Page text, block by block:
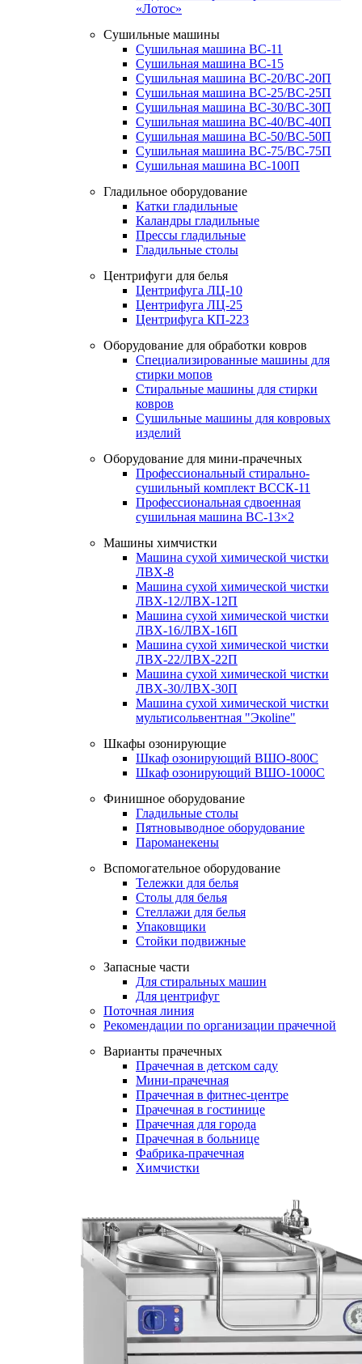
«Лотос»
Сушильные машины
Сушильная машина ВС-11
Сушильная машина ВС-15
Сушильная машина ВС-20/ВС-20П
Сушильная машина ВС-25/ВС-25П
Сушильная машина ВС-30/ВС-30П
Сушильная машина ВС-40/ВС-40П
Сушильная машина ВС-50/ВС-50П
Сушильная машина ВС-75/ВС-75П
Сушильная машина ВС-100П
Гладильное оборудование
Катки гладильные
Каландры гладильные
Прессы гладильные
Гладильные столы
Центрифуги для белья
Центрифуга ЛЦ-10
Центрифуга ЛЦ-25
Центрифуга КП-223
Оборудование для обработки ковров
Специализированные машины для
стирки мопов
Стиральные машины для стирки
ковров
Сушильные машины для ковровых
изделий
Оборудование для мини-прачечных
Профессиональный стирально-
сушильный комплект ВССК-11
Профессиональная сдвоенная
сушильная машина ВС-13×2
Машины химчистки
Машина сухой химической чистки
ЛВХ-8
Машина сухой химической чистки
ЛВХ-12/ЛВХ-12П
Машина сухой химической чистки
ЛВХ-16/ЛВХ-16П
Машина сухой химической чистки
ЛВХ-22/ЛВХ-22П
Машина сухой химической чистки
ЛВХ-30/ЛВХ-30П
Машина сухой химической чистки
мультисольвентная "Экоline"
Шкафы озонирующие
Шкаф озонирующий ВШО-800С
Шкаф озонирующий ВШО-1000С
Финишное оборудование
Гладильные столы
Пятновыводное оборудование
Пароманекены
Вспомогательное оборудование
Тележки для белья
Столы для белья
Стеллажи для белья
Упаковщики
Стойки подвижные
Запасные части
Для стиральных машин
Для центрифуг
Поточная линия
Рекомендации по организации прачечной
Варианты прачечных
Прачечная в детском саду
Мини-прачечная
Прачечная в фитнес-центре
Прачечная в гостинице
Прачечная для города
Прачечная в больнице
Фабрика-прачечная
Химчистки